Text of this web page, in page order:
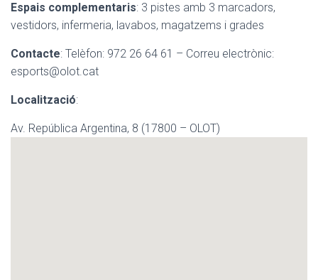
Espais complementaris: 3 pistes amb 3 marcadors,
vestidors, infermeria, lavabos, magatzems i grades
Contacte: Telèfon: 972 26 64 61 – Correu electrònic:
esports@olot.cat
Localització:
Av. República Argentina, 8 (17800 – OLOT)